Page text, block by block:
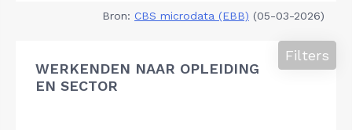
Bron: CBS microdata (EBB) (05-03-2026)
WERKENDEN NAAR OPLEIDING
EN SECTOR
Filters